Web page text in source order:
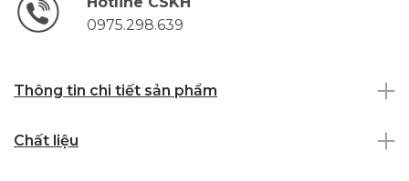
0975.298.639
Thông tin chi tiết sản phẩm
Chất liệu